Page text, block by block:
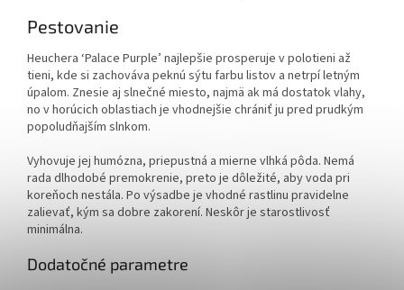
Pestovanie
Heuchera ‘Palace Purple’ najlepšie prosperuje v polotieni až
tieni, kde si zachováva peknú sýtu farbu listov a netrpí letným
úpalom. Znesie aj slnečné miesto, najmä ak má dostatok vlahy,
no v horúcich oblastiach je vhodnejšie chrániť ju pred prudkým
popoludňajším slnkom.
Vyhovuje jej humózna, priepustná a mierne vlhká pôda. Nemá
rada dlhodobé premokrenie, preto je dôležité, aby voda pri
koreňoch nestála. Po výsadbe je vhodné rastlinu pravidelne
zalievať, kým sa dobre zakorení. Neskôr je starostlivosť
minimálna.
Dodatočné parametre